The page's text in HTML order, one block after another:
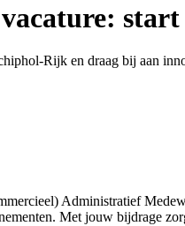
Rijk en draag bij aan
Administratief
Met jouw bijdrage